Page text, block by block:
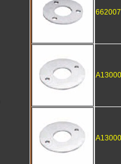
662007